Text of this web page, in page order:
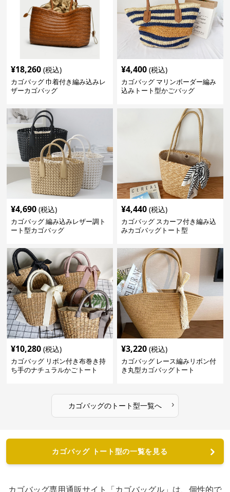
¥18,260 (税込)
カゴバッグ 巾着付き編み込みレ
ザーカゴバッグ
¥4,400 (税込)
カゴバッグ マリンボーダー編み
込みトート型かごバッグ
¥4,690 (税込)
カゴバッグ 編み込みレザー調ト
ート型カゴバッグ
¥4,440 (税込)
カゴバッグ スカーフ付き編み込
みカゴバッグトート型
¥10,280 (税込)
カゴバッグ リボン付き布巻き持
ち手のナチュラルかごトート
¥3,220 (税込)
カゴバッグ レース編みリボン付
き丸型カゴバッグトート
カゴバッグのトート型一覧へ ›
カゴバッグ トート型の一覧を見る
カゴバッグ専用通販サイト「カゴバッグル」は、個性的で